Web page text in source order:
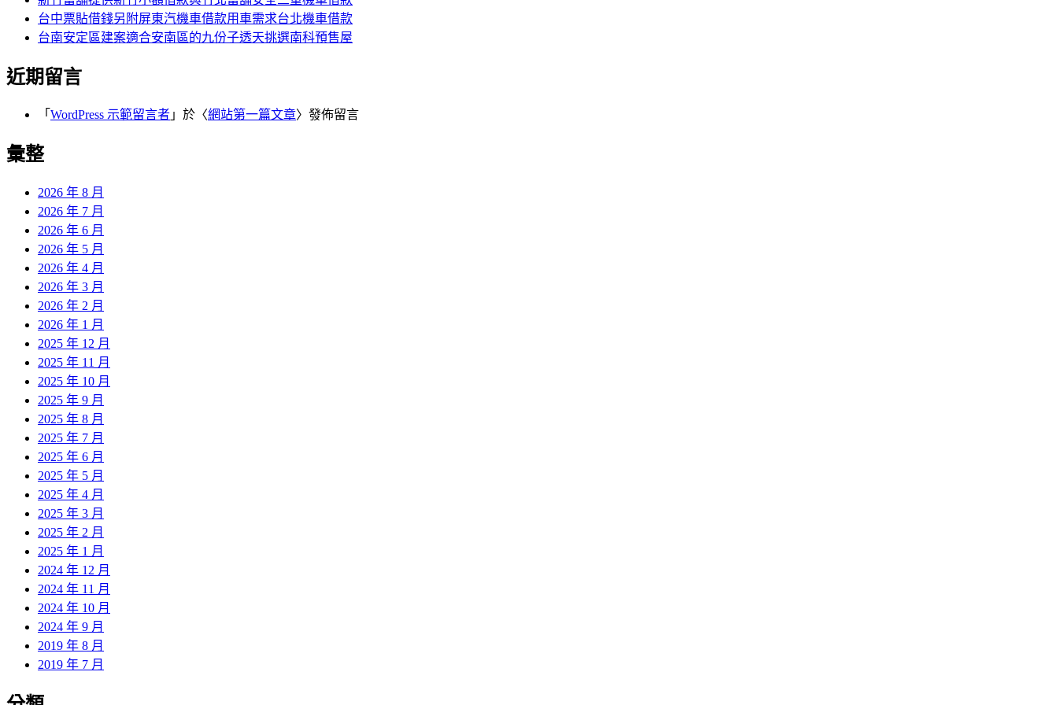
台中票貼借錢另附屏東汽機車借款用車需求台北機車借款
台南安定區建案適合安南區的九份子透天挑選南科預售屋
近期留言
「 WordPress 示範留言者 」於〈網站第一篇文章〉發佈留言
彙整
2026 年 8 月
2026 年 7 月
2026 年 6 月
2026 年 5 月
2026 年 4 月
2026 年 3 月
2026 年 2 月
2026 年 1 月
2025 年 12 月
2025 年 11 月
2025 年 10 月
2025 年 9 月
2025 年 8 月
2025 年 7 月
2025 年 6 月
2025 年 5 月
2025 年 4 月
2025 年 3 月
2025 年 2 月
2025 年 1 月
2024 年 12 月
2024 年 11 月
2024 年 10 月
2024 年 9 月
2019 年 8 月
2019 年 7 月